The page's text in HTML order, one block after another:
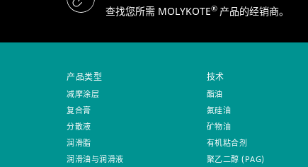
查找您所需 MOLYKOTE® 产品的经销商。
产品类型
减摩涂层
复合膏
分散液
润滑脂
润滑油与润滑液
技术
酯油
氟硅油
矿物油
有机粘合剂
聚乙二醇 (PAG)